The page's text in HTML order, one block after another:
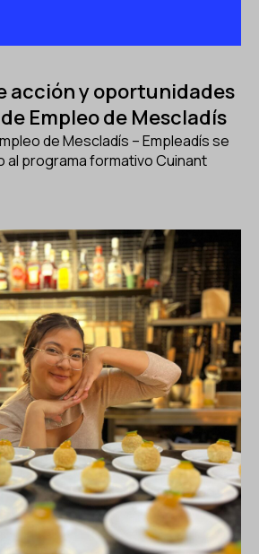
acción y oportunidades
Empleo de Mescladís
de Mescladís – Empleadís se
programa formativo Cuinant